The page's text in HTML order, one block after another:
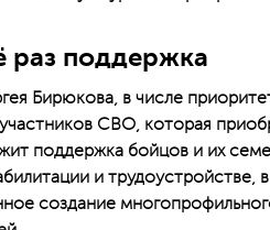
поддержка
Бирюкова, в числе
СВО, которая
поддержка бойцов и их
и трудоустройстве,
создание